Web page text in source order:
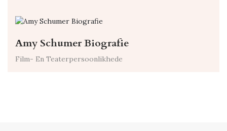
Amy Schumer Biografie
Film- En Teaterpersoonlikhede